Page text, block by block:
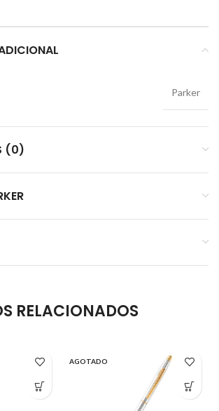
Parker
(0)
RELACIONADOS
AGOTADO